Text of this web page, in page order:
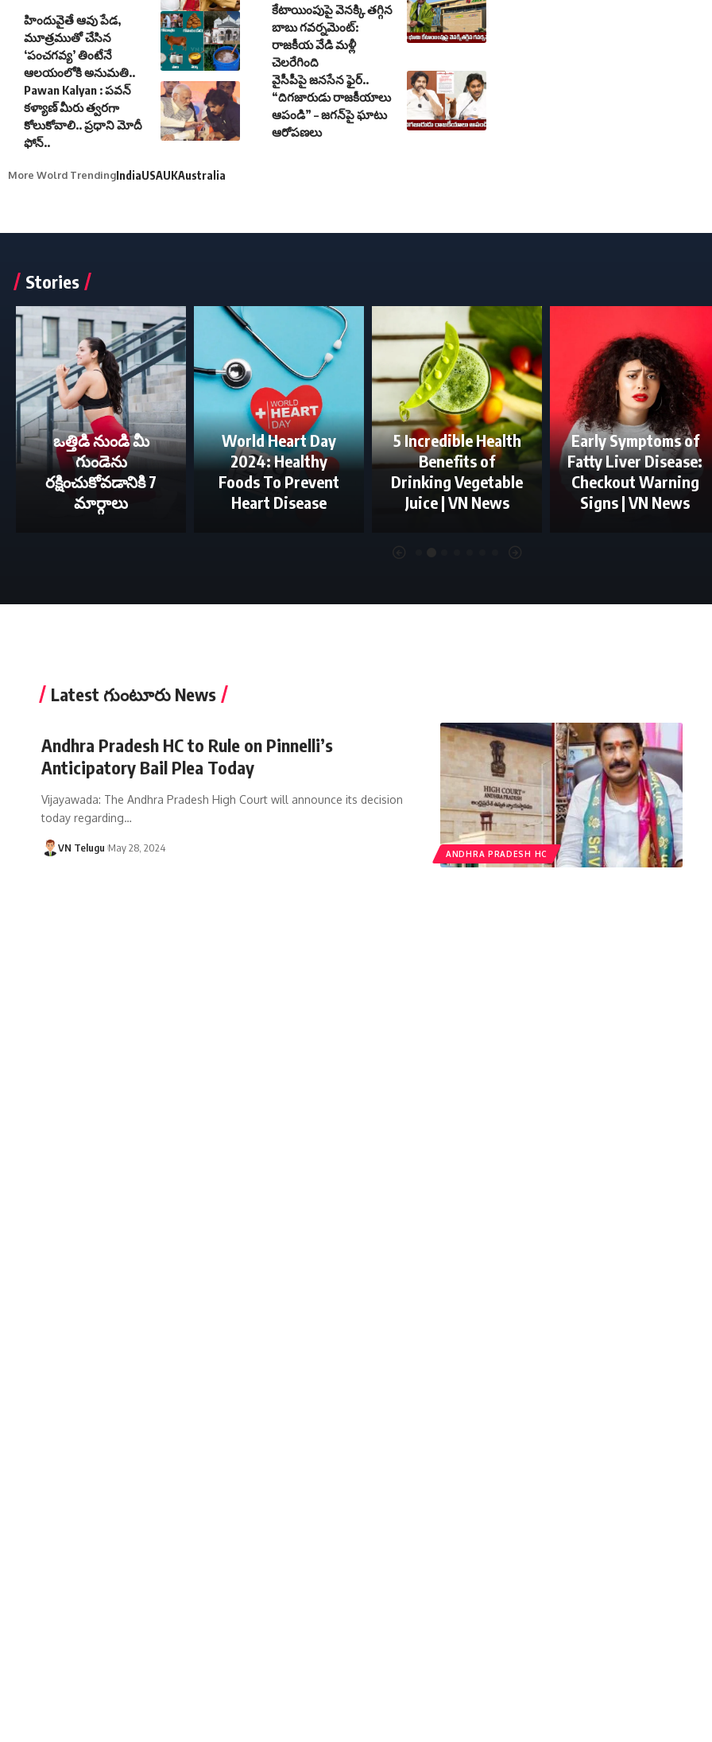
హిందువైతే ఆవు పేడ,
మూత్రముతో చేసిన
‘పంచగవ్య’ తింటేనే
ఆలయంలోకి అనుమతి..
Pawan Kalyan : పవన్
కళ్యాణ్ మీరు త్వరగా
కోలుకోవాలి.. ప్రధాని మోదీ
ఫోన్..
కేటాయింపుపై వెనక్కి తగ్గిన
బాబు గవర్నమెంట్:
రాజకీయ వేడి మళ్లీ
చెలరేగింది
వైసీపీపై జనసేన ఫైర్..
“దిగజారుడు రాజకీయాలు
ఆపండి” – జగన్‌పై ఘాటు
ఆరోపణలు
More Wolrd TrendingIndiaUSAUKAustralia
Stories
ఒత్తిడి నుండి మీ
గుండెను
రక్షించుకోవడానికి 7
మార్గాలు
World Heart Day
2024: Healthy
Foods To Prevent
Heart Disease
5 Incredible Health
Benefits of
Drinking Vegetable
Juice | VN News
Early Symptoms of
Fatty Liver Disease:
Checkout Warning
Signs | VN News
Latest గుంటూరు News
ANDHRA PRADESH HC
Andhra Pradesh HC to Rule on Pinnelli’s
Anticipatory Bail Plea Today
Vijayawada: The Andhra Pradesh High Court will announce its decision
today regarding…
VN Telugu May 28, 2024